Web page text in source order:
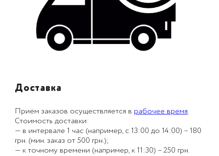
Доставка
Приём заказов осуществляется в рабочее время.
Стоимость доставки:
— в интервале 1 час (например, с 13:00 до 14:00) – 180
грн. (мин. заказ от 500 грн.);
— к точному времени (например, к 11:30) – 250 грн.